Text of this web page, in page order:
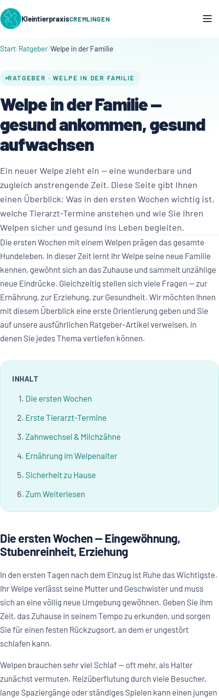
KleintierpraxisCREMLINGEN
Start Ratgeber Welpe in der Familie
RATGEBER · WELPE IN DER FAMILIE
Welpe in der Familie —
gesund ankommen, gesund
aufwachsen
Ein neuer Welpe zieht ein — eine wunderbare und
zugleich anstrengende Zeit. Diese Seite gibt Ihnen
einen Überblick: Was in den ersten Wochen wichtig ist,
welche Tierarzt-Termine anstehen und wie Sie Ihren
Welpen sicher und gesund ins Leben begleiten.
Die ersten Wochen mit einem Welpen prägen das gesamte
Hundeleben. In dieser Zeit lernt Ihr Welpe seine neue Familie
kennen, gewöhnt sich an das Zuhause und sammelt unzählige
neue Eindrücke. Gleichzeitig stellen sich viele Fragen — zur
Ernährung, zur Erziehung, zur Gesundheit. Wir möchten Ihnen
mit diesem Überblick eine erste Orientierung geben und Sie
auf unsere ausführlichen Ratgeber-Artikel verweisen, in
denen Sie jedes Thema vertiefen können.
INHALT
Die ersten Wochen
Erste Tierarzt-Termine
Zahnwechsel & Milchzähne
Ernährung im Welpenalter
Sicherheit zu Hause
Zum Weiterlesen
Die ersten Wochen — Eingewöhnung,
Stubenreinheit, Erziehung
In den ersten Tagen nach dem Einzug ist Ruhe das Wichtigste.
Ihr Welpe verlässt seine Mutter und Geschwister und muss
sich an eine völlig neue Umgebung gewöhnen. Geben Sie ihm
Zeit, das Zuhause in seinem Tempo zu erkunden, und sorgen
Sie für einen festen Rückzugsort, an dem er ungestört
schlafen kann.
Welpen brauchen sehr viel Schlaf — oft mehr, als Halter
zunächst vermuten. Reizüberflutung durch viele Besucher,
lange Spaziergänge oder ständiges Spielen kann einen jungen